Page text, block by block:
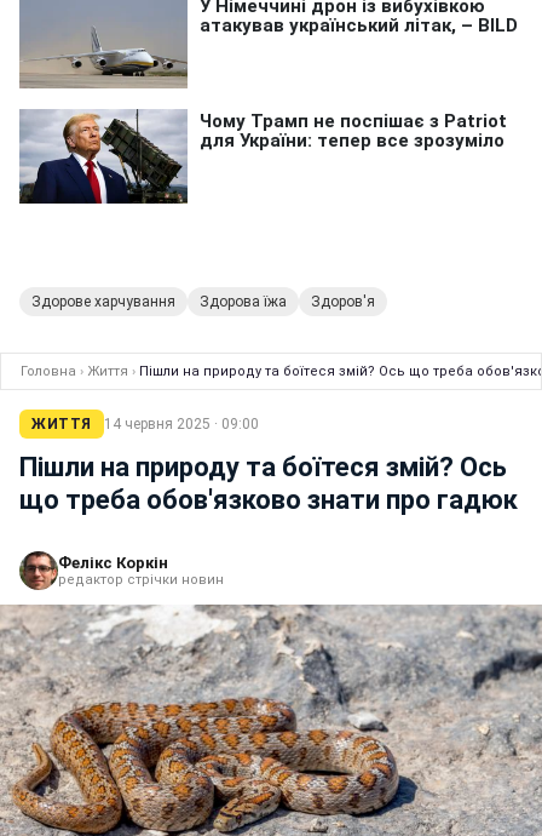
Здорове харчування Здорова їжа Здоров'я
Головна › Життя › Пішли на природу та боїтеся змій? Ось що треба
ЖИТТЯ 14 червня 2025 · 09:00
Пішли на природу та боїтеся змій? Ось
що треба обов'язково знати про гадюк
Фелікс Коркін
редактор стрічки новин